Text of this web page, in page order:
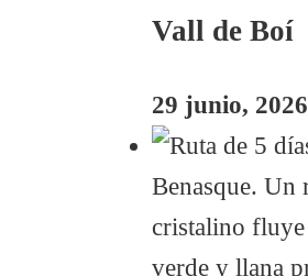
Vall de Boí
29 junio, 2026